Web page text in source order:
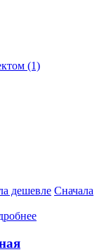
(1)
дешевле Сначала